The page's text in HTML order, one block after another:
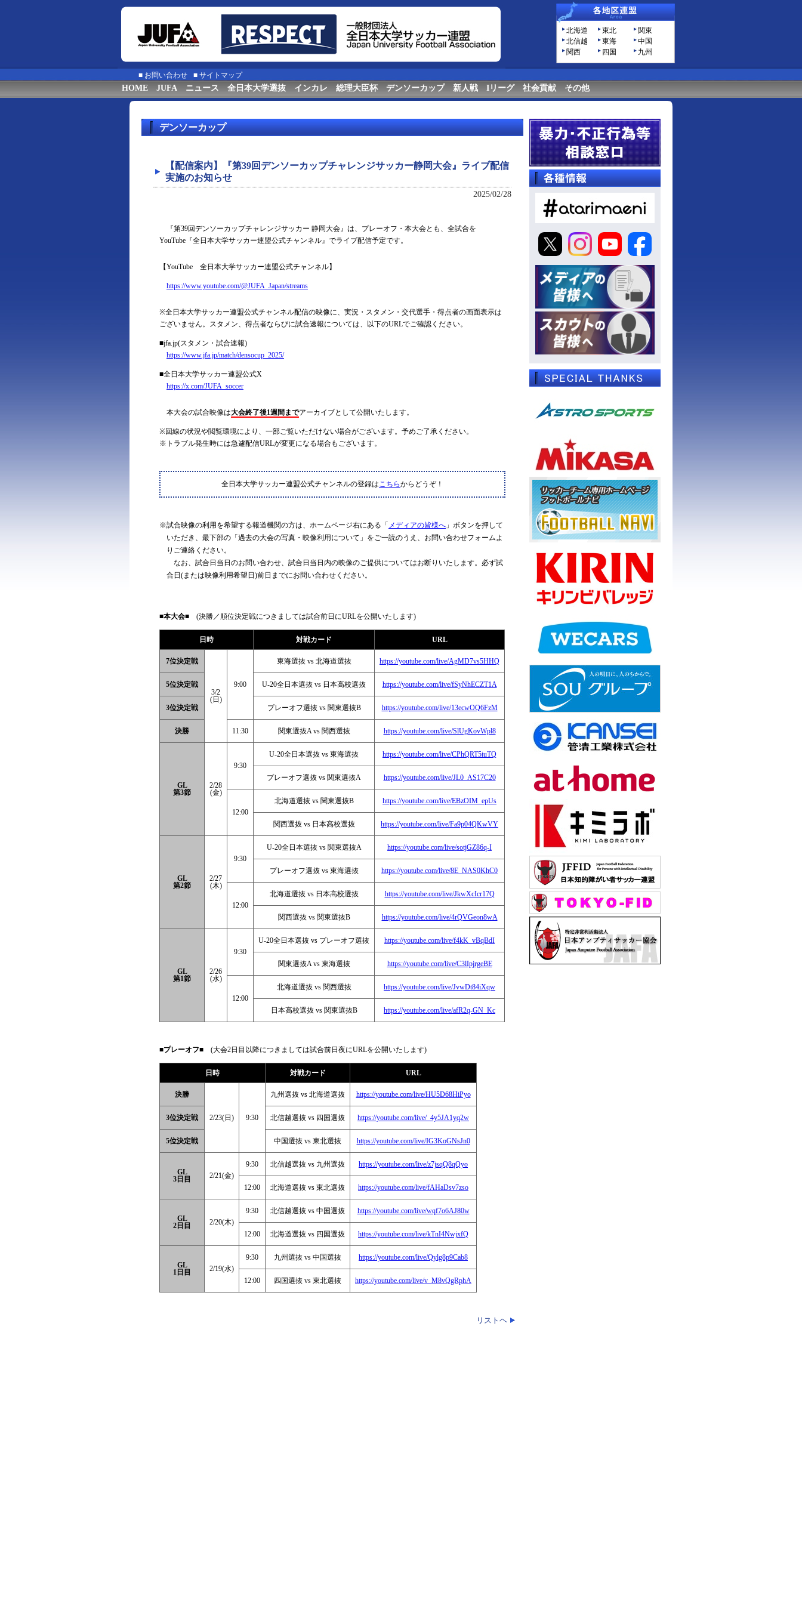
北海道 東北
関東
北信越
東海
中国
関西
四国 九州
■ お問い合わせ ■ サイトマップ
HOME JUFA ニュース 全日本大学選抜 インカレ 総理大臣杯 デンソーカップ 新人戦 Iリーグ 社会貢献 その他
デンソーカップ
【配信案内】『第39回デンソーカップチャレンジサッカー静岡大会』ライブ配信
実施のお知らせ
2025/02/28
『第39回デンソーカップチャレンジサッカー 静岡大会』は、プレーオフ・本大会とも、全試合を
YouTube『全日本大学サッカー連盟公式チャンネル』でライブ配信予定です。
【YouTube 全日本大学サッカー連盟公式チャンネル】
https://www.youtube.com/@JUFA_Japan/streams
※全日本大学サッカー連盟公式チャンネル配信の映像に、実況・スタメン・交代選手・得点者の画面表示は
ございません。スタメン、得点者ならびに試合速報については、以下のURLでご確認ください。
■jfa.jp(スタメン・試合速報)
https://www.jfa.jp/match/densocup_2025/
■全日本大学サッカー連盟公式X
https://x.com/JUFA_soccer
本大会の試合映像は大会終了後1週間までアーカイブとして公開いたします。
※回線の状況や閲覧環境により、一部ご覧いただけない場合がございます。予めご了承ください。
※トラブル発生時には急遽配信URLが変更になる場合もございます。
全日本大学サッカー連盟公式チャンネルの登録はこちらからどうぞ！
※試合映像の利用を希望する報道機関の方は、ホームページ右にある「 メディアの皆様へ 」ボタンを押して
いただき、最下部の「過去の大会の写真・映像利用について」をご一読のうえ、お問い合わせフォームよ
りご連絡ください。
なお、試合日当日のお問い合わせ、試合日当日内の映像のご提供についてはお断りいたします。必ず試
合日(または映像利用希望日)前日までにお問い合わせください。
■本大会■ (決勝／順位決定戦につきましては試合前日にURLを公開いたします)
日時 対戦カード URL
7位決定戦
3/2
(日)
9:00
東海選抜 vs 北海道選抜 https://youtube.com/live/AgMD7vs5HHQ
5位決定戦 U-20全日本選抜 vs 日本高校選抜 https://youtube.com/live/fSyNhECZT1A
3位決定戦 プレーオフ選抜 vs 関東選抜B https://youtube.com/live/13ecwOQ6FzM
決勝 11:30 関東選抜A vs 関西選抜 https://youtube.com/live/SlUgKovWpl8
GL
第3節
2/28
(金)
9:30
U-20全日本選抜 vs 東海選抜 https://youtube.com/live/CPhQRT5iuTQ
プレーオフ選抜 vs 関東選抜A https://youtube.com/live/JL0_AS17C20
12:00
北海道選抜 vs 関東選抜B https://youtube.com/live/EBzOIM_epUs
関西選抜 vs 日本高校選抜 https://youtube.com/live/Fa9p04QKwVY
GL
第2節
2/27
(木)
9:30
U-20全日本選抜 vs 関東選抜A https://youtube.com/live/sotjGZ86q-I
プレーオフ選抜 vs 東海選抜 https://youtube.com/live/8E_NAS0KhC0
12:00
北海道選抜 vs 日本高校選抜 https://youtube.com/live/JkwXcIcr17Q
関西選抜 vs 関東選抜B https://youtube.com/live/4rQVGeon8wA
GL
第1節
2/26
(水)
9:30
U-20全日本選抜 vs プレーオフ選抜 https://youtube.com/live/f4kK_vBqBdI
関東選抜A vs 東海選抜 https://youtube.com/live/C3lIpjrgeBE
12:00
北海道選抜 vs 関西選抜 https://youtube.com/live/JvwDt84iXqw
日本高校選抜 vs 関東選抜B https://youtube.com/live/afR2q-GN_Kc
■プレーオフ■ (大会2日目以降につきましては試合前日夜にURLを公開いたします)
日時 対戦カード URL
決勝
2/23(日) 9:30
九州選抜 vs 北海道選抜 https://youtube.com/live/HU5D68HiPyo
3位決定戦 北信越選抜 vs 四国選抜 https://youtube.com/live/_4y5JA1yq2w
5位決定戦 中国選抜 vs 東北選抜 https://youtube.com/live/IG3KoGNsJn0
GL
3日目
2/21(金)
9:30 北信越選抜 vs 九州選抜 https://youtube.com/live/z7jsqQ8qQyo
12:00 北海道選抜 vs 東北選抜 https://youtube.com/live/fAHaDsv7zso
GL
2日目
2/20(木)
9:30 北信越選抜 vs 中国選抜 https://youtube.com/live/wqf7o6AJ80w
12:00 北海道選抜 vs 四国選抜 https://youtube.com/live/kTnI4NwjxfQ
GL
1日目
2/19(水)
9:30 九州選抜 vs 中国選抜 https://youtube.com/live/Qylg8p9Cab8
12:00 四国選抜 vs 東北選抜 https://youtube.com/live/v_M8vQgRphA
リストヘ